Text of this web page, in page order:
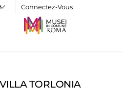
Connectez-Vous
TORLONIA